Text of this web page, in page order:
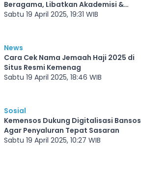
Beragama, Libatkan Akademisi &
Tokoh Agama
Sabtu 19 April 2025, 19:31 WIB
News
Cara Cek Nama Jemaah Haji 2025 di
Situs Resmi Kemenag
Sabtu 19 April 2025, 18:46 WIB
Sosial
Kemensos Dukung Digitalisasi Bansos
Agar Penyaluran Tepat Sasaran
Sabtu 19 April 2025, 10:27 WIB